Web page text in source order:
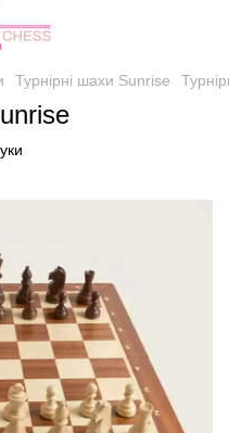
Турнірні шахи Sunrise